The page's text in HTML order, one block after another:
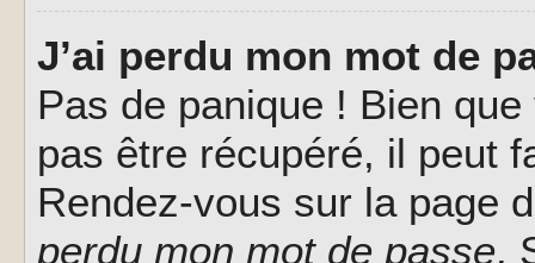
J’ai perdu mon mot de
Pas de panique ! Bien
pas être récupéré, il peut
Rendez-vous sur la page
perdu mon mot de passe.